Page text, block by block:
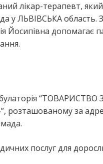
лікар-терапевт,
у ЛЬВІВСЬКА область.
Йосипівна допомагає
за
послуг для